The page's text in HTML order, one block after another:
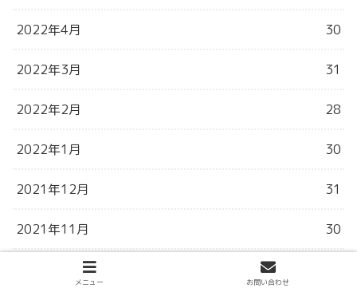
2022年4月 30
2022年3月 31
2022年2月 28
2022年1月 30
2021年12月 31
2021年11月 30
2021年10月
メニュー お問い合わせ